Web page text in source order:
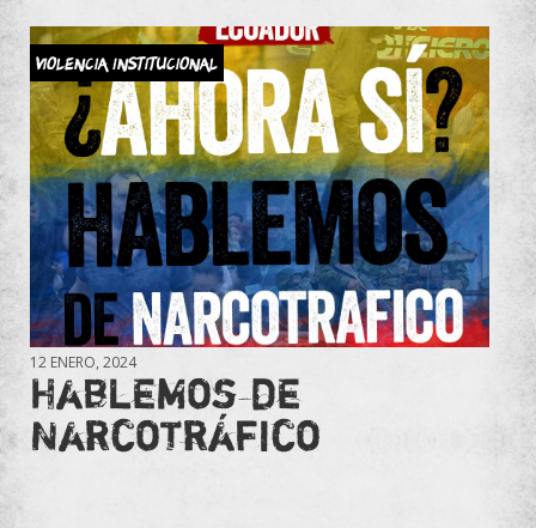
Violencia Institucional
12 ENERO, 2024
Hablemos de
Narcotráfico